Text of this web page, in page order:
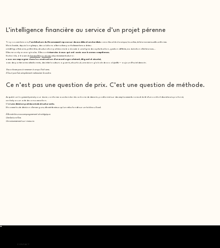
L’intelligence financière au service d’un projet pérenne
Trop souvent encore, l’architecture du financement repose sur des modèles standardisés :amortissable classique, taux fixe, échéance mensuelle uniforme.
Mais il existe, depuis longtemps, des solutions alternatives parfaitement encadrées :
crédit hypothécaire, prêt in fine, structuration patrimoniale adossée à une ligne de capitalisation, gestion différée, modulation d’échéances…
Elles ne sont pas marginales. Elles sont réservées à ceux qui ont accès aux bonnes compétences.
Notre rôle, à travers le Service Majordome,est précisément celui-ci :
vous accompagner dans la construction d’un montage cohérent, élégant et sécurisé,
avec des partenaires sélectionnés, des interlocuteurs aguerris, et surtout, une vision globale de vos objectifs — aujourd’hui et demain.
Vous n’avez pas à renoncer à ce qui fait sens.
Il faut parfois simplement redessiner le cadre.
Ce n’est pas une question de prix. C’est une question de méthode.
Acquérir un logement pensé pour durer, conforme aux standards carbone de demain, positionné sur des emplacements rares et doté d’un confort discret mais profond,
ce n’est pas un acte de consommation.
C’est une décision patrimoniale structurante.
Et comme toute décision d’envergure, elle mérite mieux qu’un refus fondé sur un tableau Excel.
Elle mérite un accompagnement stratégique.
Une lecture fine.
Un raisonnement sur-mesure.
CONTACT